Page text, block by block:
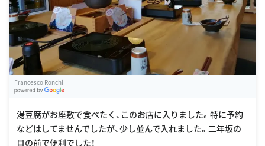
Francesco Ronchi
湯豆腐がお座敷で食べたく、このお店に入りました。特に予約
などはしてませんでしたが、少し並んで入れました。二年坂の
目の前で便利でした！